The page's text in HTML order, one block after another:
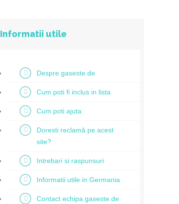
Informatii utile
Despre gaseste.de
Cum poti fi inclus in lista
Cum poti ajuta
Doresti reclamă pe acest
site?
Intrebari si raspunsuri
Informatii utile in Germania
Contact echipa gaseste.de